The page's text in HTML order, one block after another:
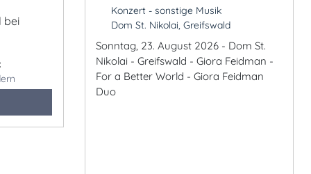
bei
Konzert - sonstige Musik
Dom St. Nikolai, Greifswald
Sonntag, 23. August 2026 - Dom St.
Nikolai - Greifswald - Giora Feidman -
For a Better World - Giora Feidman
Duo